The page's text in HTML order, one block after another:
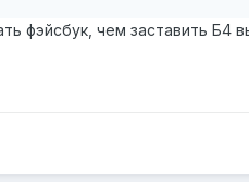
фэйсбук, чем заставить Б4